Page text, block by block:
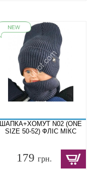
ШАПКА+ХОМУТ N02 (ONE
SIZE 50-52) ФЛІС МІКС
179грн.